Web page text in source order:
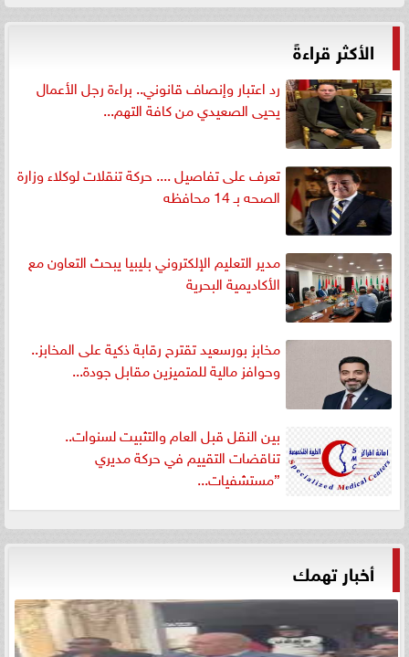
الأكثر قراءةً
رد اعتبار وإنصاف قانوني.. براءة رجل الأعمال
يحيى الصعيدي من كافة التهم...
تعرف على تفاصيل .... حركة تنقلات لوكلاء وزارة
الصحه بـ 14 محافظه
مدير التعليم الإلكتروني بليبيا يبحث التعاون مع
الأكاديمية البحرية
مخابز بورسعيد تقترح رقابة ذكية على المخابز..
وحوافز مالية للمتميزين مقابل جودة...
بين النقل قبل العام والتثبيت لسنوات..
تناقضات التقييم في حركة مديري
”مستشفيات...
أخبار تهمك